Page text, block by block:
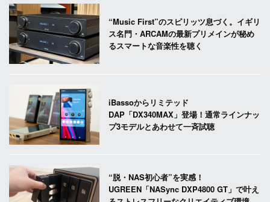
“Music First”のスピリッツ息づく。イギリ
ス名門・ARCAMの最新プリメインが秘め
るスマートな音楽性を聴く
iBassoからリミテッド
DAP「DX340MAX」登場！通常ラインナッ
プ3モデルとあわせて一斉試聴
“脱・NAS初心者”を実感！
UGREEN「NASync DXP4800 GT」で叶え